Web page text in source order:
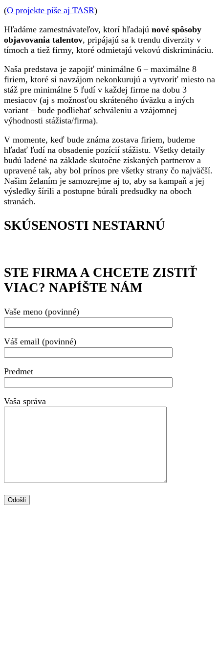
(O projekte píše aj TASR)
Hľadáme zamestnávateľov, ktorí hľadajú nové spôsoby
objavovania talentov, pripájajú sa k trendu diverzity v
tímoch a tiež firmy, ktoré odmietajú vekovú diskrimináciu.
Naša predstava je zapojiť minimálne 6 – maximálne 8
firiem, ktoré si navzájom nekonkurujú a vytvoriť miesto na
stáž pre minimálne 5 ľudí v každej firme na dobu 3
mesiacov (aj s možnosťou skráteného úväzku a iných
variant – bude podliehať schváleniu a vzájomnej
výhodnosti stážista/firma).
V momente, keď bude známa zostava firiem, budeme
hľadať ľudí na obsadenie pozícií stážistu. Všetky detaily
budú ladené na základe skutočne získaných partnerov a
upravené tak, aby bol prínos pre všetky strany čo najväčší.
Našim želaním je samozrejme aj to, aby sa kampaň a jej
výsledky šírili a postupne búrali predsudky na oboch
stranách.
SKÚSENOSTI NESTARNÚ
STE FIRMA A CHCETE ZISTIŤ
VIAC? NAPÍŠTE NÁM
Vaše meno (povinné)
Váš email (povinné)
Predmet
Vaša správa